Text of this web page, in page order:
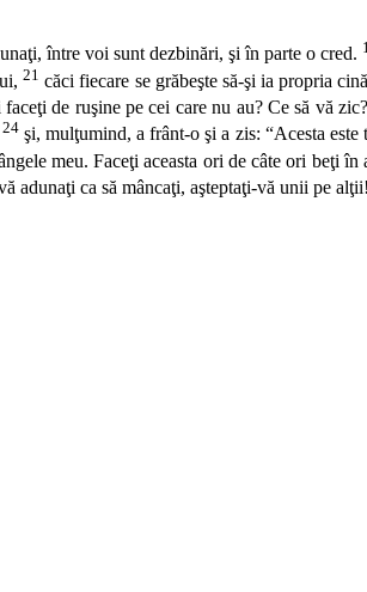
între voi sunt dezbinări, şi în parte o cred.
21 căci fiecare se grăbeşte să-şi ia propria
de ruşine pe cei care nu au? Ce să vă
24 şi, mulţumind, a frânt-o şi a zis: “Acesta este
meu. Faceţi aceasta ori de câte ori beţi în
adunaţi ca să mâncaţi, aşteptaţi-vă unii pe alţii!